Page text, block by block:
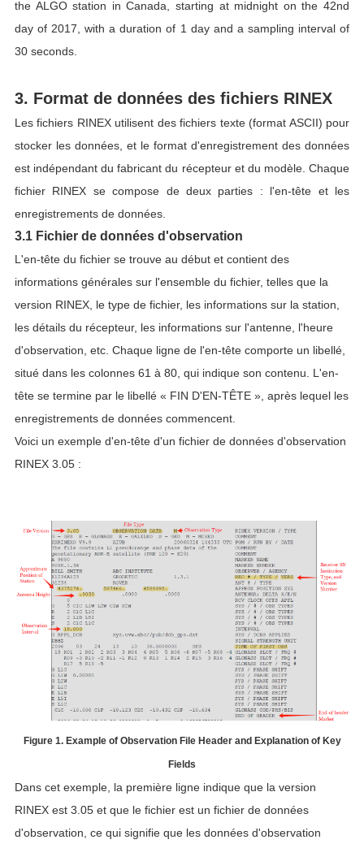
the ALGO station in Canada, starting at midnight on the 42nd
day of 2017, with a duration of 1 day and a sampling interval of
30 seconds.
3. Format de données des fichiers RINEX
Les fichiers RINEX utilisent des fichiers texte (format ASCII) pour
stocker les données, et le format d'enregistrement des données
est indépendant du fabricant du récepteur et du modèle. Chaque
fichier RINEX se compose de deux parties : l'en-tête et les
enregistrements de données.
3.1 Fichier de données d'observation
L'en-tête du fichier se trouve au début et contient des
informations générales sur l'ensemble du fichier, telles que la
version RINEX, le type de fichier, les informations sur la station,
les détails du récepteur, les informations sur l'antenne, l'heure
d'observation, etc. Chaque ligne de l'en-tête comporte un libellé,
situé dans les colonnes 61 à 80, qui indique son contenu. L'en-
tête se termine par le libellé « FIN D'EN-TÊTE », après lequel les
enregistrements de données commencent.
Voici un exemple d'en-tête d'un fichier de données d'observation
RINEX 3.05 :
Figure 1. Example of Observation File Header and Explanation of Key
Fields
Dans cet exemple, la première ligne indique que la version
RINEX est 3.05 et que le fichier est un fichier de données
d'observation, ce qui signifie que les données d'observation